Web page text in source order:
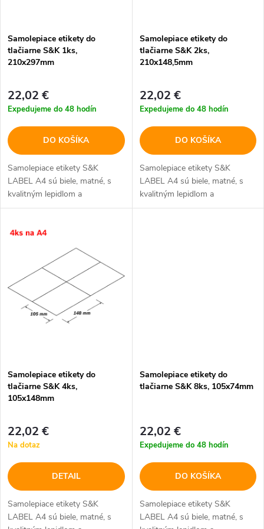
p
o
d
u
k
t
v
p
r
o
d
u
k
t
o
Samolepiace etikety do
tlačiarne S&K 1ks,
210x297mm
22,02 €
Expedujeme do 48 hodín
DO KOŠÍKA
Samolepiace etikety S&K
LABEL A4 sú biele, matné, s
kvalitným lepidlom a
bezpečnostným okrajom
Samolepiace etikety do
tlačiarne S&K 2ks,
210x148,5mm
22,02 €
Expedujeme do 48 hodín
DO KOŠÍKA
Samolepiace etikety S&K
LABEL A4 sú biele, matné, s
kvalitným lepidlom a
bezpečnostným okrajom
Samolepiace etikety do
tlačiarne S&K 4ks,
105x148mm
22,02 €
Na dotaz
DETAIL
Samolepiace etikety S&K
LABEL A4 sú biele, matné, s
Samolepiace etikety do
tlačiarne S&K 8ks, 105x74mm
22,02 €
Expedujeme do 48 hodín
DO KOŠÍKA
Samolepiace etikety S&K
LABEL A4 sú biele, matné, s